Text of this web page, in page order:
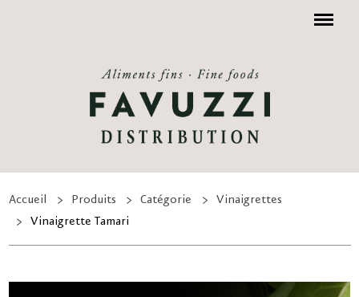
Menu
Accueil Produits Catégorie
Vinaigrettes
Vinaigrette Tamari